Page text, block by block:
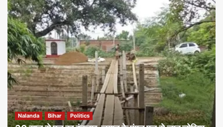
Nalanda Bihar Politics